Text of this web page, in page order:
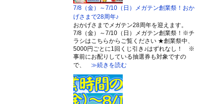
7/8（金）～7/10（日）メガテン創業祭！おか
げさまで28周年♪
おかげさまでメガテン28周年を迎えます。
7/8（金）～7/10（日）メガテン創業祭！※チ
ラシはこちらからご覧ください ★創業祭中、
5000円ごとに1回くじ引き♪はずれなし！ ※
事前にお配りしている抽選券も対象ですの
で、
≫続きを読む